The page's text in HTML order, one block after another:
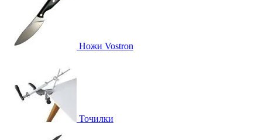
Ножи Vostron
Точилки